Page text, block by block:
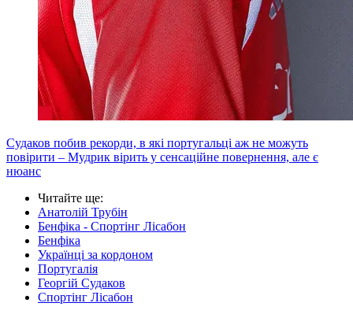
Судаков побив рекорди, в які португальці аж не можуть
повірити – Мудрик вірить у сенсаційне повернення, але є
нюанс
Читайте ще:
Анатолій Трубін
Бенфіка - Спортінг Лісабон
Бенфіка
Українці за кордоном
Португалія
Георгій Судаков
Спортінг Лісабон